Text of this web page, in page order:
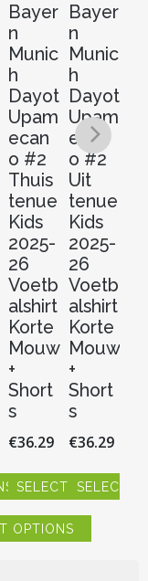
OPTIONS
Bayer
n
Munic
h
Dayot
Upam
ecan
o #2
Thuis
tenue
Kids
2025-
26
Voetb
alshirt
Korte
Mouw
+
Short
s
€36.29
SELECT OPTIONS
product
Bayer
n
Munic
h
Dayot
Upam
ecan
o #2
Uit
tenue
Kids
2025-
26
Voetb
alshirt
Korte
Mouw
+
Short
s
€36.29
SELECT
product